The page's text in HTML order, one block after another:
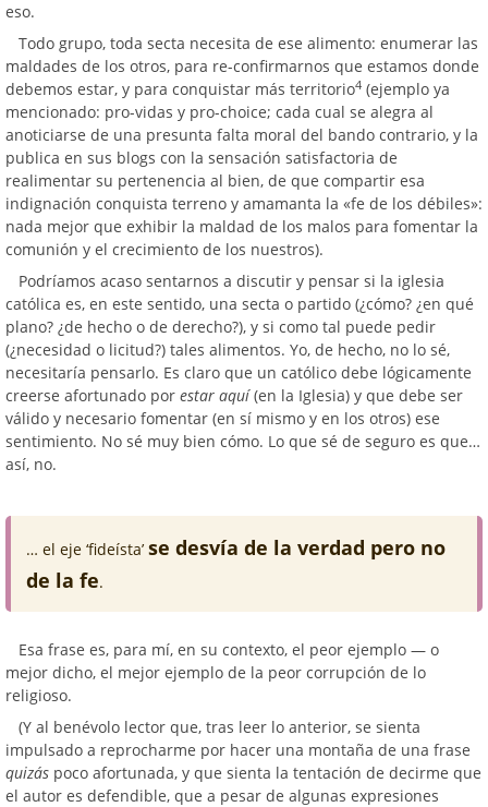
eso.
Todo grupo, toda secta necesita de ese alimento: enumerar las
maldades de los otros, para re-confirmarnos que estamos donde
debemos estar, y para conquistar más territorio4 (ejemplo ya
mencionado: pro-vidas y pro-choice; cada cual se alegra al
anoticiarse de una presunta falta moral del bando contrario, y la
publica en sus blogs con la sensación satisfactoria de
realimentar su pertenencia al bien, de que compartir esa
indignación conquista terreno y amamanta la «fe de los débiles»:
nada mejor que exhibir la maldad de los malos para fomentar la
comunión y el crecimiento de los nuestros).
Podríamos acaso sentarnos a discutir y pensar si la iglesia
católica es, en este sentido, una secta o partido (¿cómo? ¿en qué
plano? ¿de hecho o de derecho?), y si como tal puede pedir
(¿necesidad o licitud?) tales alimentos. Yo, de hecho, no lo sé,
necesitaría pensarlo. Es claro que un católico debe lógicamente
creerse afortunado por estar aquí(en la Iglesia) y que debe ser
válido y necesario fomentar (en sí mismo y en los otros) ese
sentimiento. No sé muy bien cómo. Lo que sé de seguro es que…
así, no.
… el eje ‘fideísta’ se desvía de la verdad pero no
de la fe.
Esa frase es, para mí, en su contexto, el peor ejemplo — o
mejor dicho, el mejor ejemplo de la peor corrupción de lo
religioso.
(Y al benévolo lector que, tras leer lo anterior, se sienta
impulsado a reprocharme por hacer una montaña de una frase
quizás poco afortunada, y que sienta la tentación de decirme que
el autor es defendible, que a pesar de algunas expresiones